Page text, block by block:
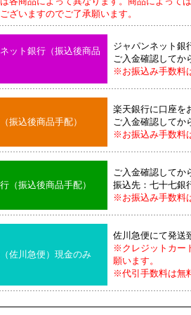
いますのでご了承願います。
ット銀行（振込後商品
ジャパンネット銀
ご入金確認してか
※お振込み手数料
振込後商品手配）
楽天銀行に口座を
ご入金確認してか
※お振込み手数料
（振込後商品手配）
ご入金確認してか
振込先：七十七銀
※お振込み手数料
佐川急便）現金のみ
佐川急便にて発送
※クレジットカー
願います。
※代引手数料は無